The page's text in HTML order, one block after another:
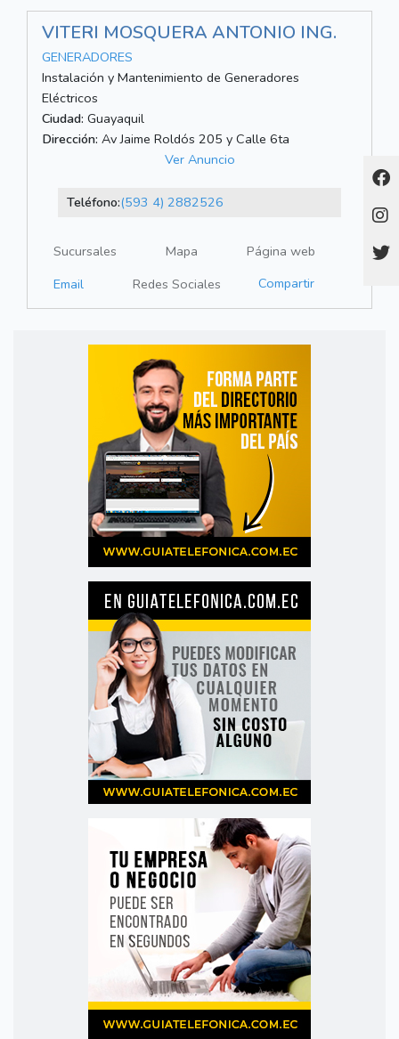
VITERI MOSQUERA ANTONIO ING.
GENERADORES
Instalación y Mantenimiento de Generadores
Eléctricos
Ciudad: Guayaquil
Dirección: Av Jaime Roldós 205 y Calle 6ta
Ver Anuncio
Teléfono:(593 4) 2882526
Sucursales Mapa
Página web
Email
Redes Sociales Compartir